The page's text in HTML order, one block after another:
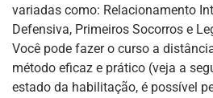
variadas como: Relacionamento
Defensiva, Primeiros Socorros e
Você pode fazer o curso a
método eficaz e prático (veja a
estado da habilitação, é possível